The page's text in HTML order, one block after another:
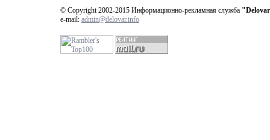
© Copyright 2002-2015 Информационно-рекламная служба
e-mail: admin@delovar.info